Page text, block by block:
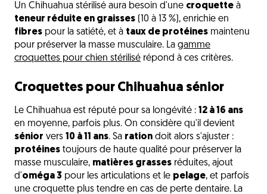
Un Chihuahua stérilisé aura besoin d'une croquette à
teneur réduite en graisses (10 à 13 %), enrichie en
fibres pour la satiété, et à taux de protéines maintenu
pour préserver la masse musculaire. La gamme
croquettes pour chien stérilisé répond à ces critères.
Croquettes pour Chihuahua sénior
Le Chihuahua est réputé pour sa longévité : 12 à 16 ans
en moyenne, parfois plus. On considère qu'il devient
sénior vers 10 à 11 ans. Sa ration doit alors s'ajuster :
protéines toujours de haute qualité pour préserver la
masse musculaire, matières grasses réduites, ajout
d'oméga 3 pour les articulations et le pelage, et parfois
une croquette plus tendre en cas de perte dentaire. La